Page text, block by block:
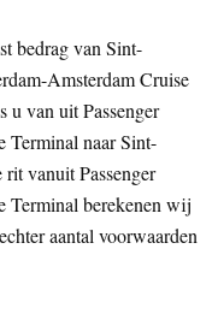
bedrag van Sint-
Amsterdam Cruise
u van uit Passenger
Terminal naar Sint-
vanuit Passenger
Terminal berekenen wij
aantal voorwaarden